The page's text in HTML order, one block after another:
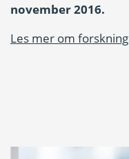
november 2016.
Les mer om